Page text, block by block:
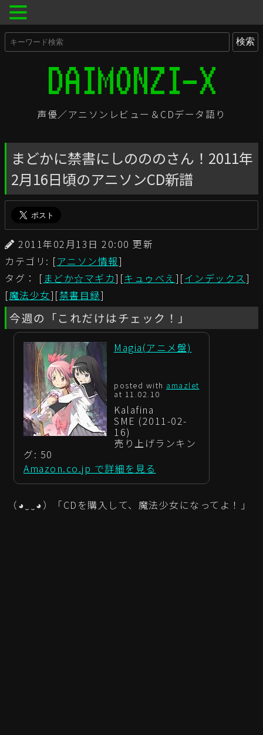
声優／アニソンレビュー＆CDデータ語り
まどかに禁書にしのののさん！2011年
2月16日頃のアニソンCD新譜
2011年02月13日 20:00 更新
カテゴリ: [アニソン情報]
タグ： [ まどか☆マギカ][キュゥべえ][インデックス]
[魔法少女][禁書目録]
今週の「これだけはチェック！」
Magia(アニメ盤)
posted with amazlet
at 11.02.10
Kalafina
SME (2011-02-
16)
売り上げランキン
グ: 50
Amazon.co.jp で詳細を見る
（◕‿‿◕）「CDを購入して、魔法少女になってよ！」